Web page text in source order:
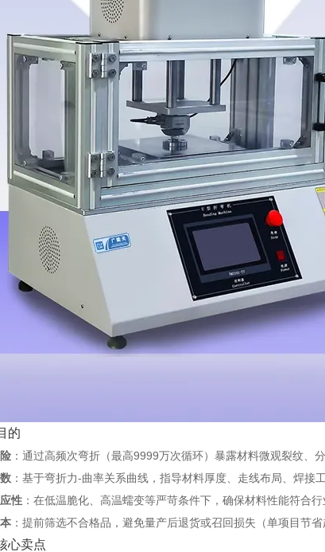
的
：通过高频次弯折（最高9999万次循环）暴露材料微观裂纹、
：基于弯折力-曲率关系曲线，指导材料厚度、走线布局、焊接
性 ：在低温脆化、高温蠕变等严苛条件下，确保材料性能符合行
：提前筛选不合格品，避免量产后退货或召回损失（单项目节省
心卖点